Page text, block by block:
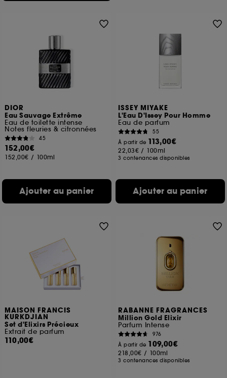
DIOR
Eau Sauvage Extrême
Eau de toilette intense
Notes fleuries & citronnées
45
152,00€
152,00€ / 100ml
Ajouter au panier
ISSEY MIYAKE
L'Eau D'Issey Pour Homme
Eau de parfum
55
À partir de 113,00€
22,03€ / 100ml
3 contenances disponibles
Ajouter au panier
MAISON FRANCIS
KURKDJIAN
Set d'Elixirs Précieux
Extrait de parfum
110,00€
RABANNE FRAGRANCES
Million Gold Elixir
Parfum Intense
976
À partir de 109,00€
218,00€ / 100ml
3 contenances disponibles